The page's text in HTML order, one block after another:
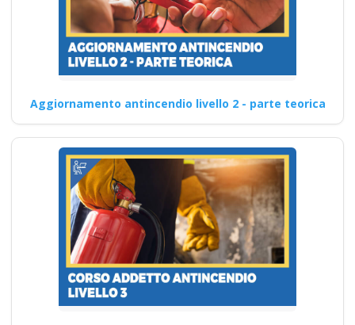
Aggiornamento antincendio livello 2 - parte teorica